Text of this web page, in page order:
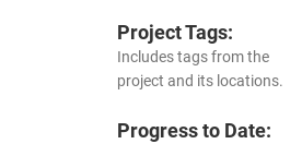
Project Tags:
Includes tags from the
project and its locations.
Progress to Date: